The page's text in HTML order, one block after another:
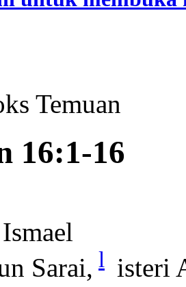
Temuan
16:1-16
Sarai, l
isteri